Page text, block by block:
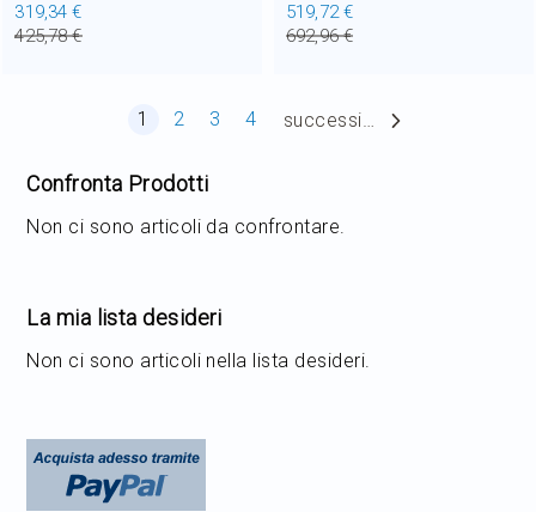
319,34 €
425,78 €
519,72 €
692,96 €
Attualmente stai leggendo la pagina
1 Pagina
2 Pagina
3 Pagina
4 Pagina
Confronta Prodotti
Non ci sono articoli da confrontare.
La mia lista desideri
Non ci sono articoli nella lista desideri.